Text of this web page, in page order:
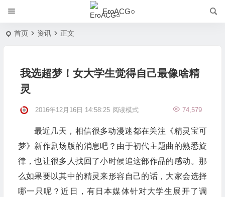
EroACG○
首页 资讯 正文
我选超梦！女大学生觉得自己最像啥精
灵
2016年12月16日 14:58:25 74,579
阅读模式
最近几天，相信很多动漫迷都在关注《精灵宝可
梦》新作剧场版的消息吧？由于初代主题曲的熟悉旋
律，也让很多人找回了小时候追这部作品的感动。那
么如果要以其中的精灵来形容自己的话，大家会选择
哪一只呢？近日，有日本媒体针对大学生展开了调